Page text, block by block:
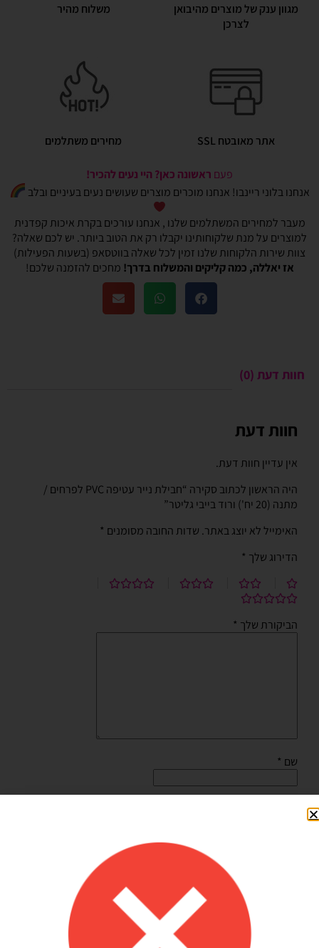
מגוון ענק של מוצרים מהיבואן
לצרכן
משלוח מהיר
אתר מאובטח SSL מחירים משתלמים
פעם ראשונה כאן? היי נעים להכיר!
אנחנו בלוני ריינבו! אנחנו מוכרים מוצרים שעושים נעים בעיניים ובלב
מעבר למחירים המשתלמים שלנו , אנחנו עורכים בקרת איכות קפדנית
למוצרים על מנת שלקוחותינו יקבלו רק את הטוב ביותר. יש לכם שאלה?
צוות שירות הלקוחות שלנו זמין לכל שאלה בווטסאפ (בשעות הפעילות)
אז יאללה, כמה קליקים והמשלוח בדרך! מחכים להזמנה שלכם!
חוות דעת (0)
חוות דעת
אין עדיין חוות דעת.
היה הראשון לכתוב סקירה “חבילת נייר עטיפה PVC לפרחים /
מתנה (20 יח') ורוד בייבי גליטר”
האימייל לא יוצג באתר. שדות החובה מסומנים *
הדירוג שלך *
הביקורת שלך *
שם *
שמור בדפדפן זה את השם, האימייל והאתר שלי לפעם הבאה